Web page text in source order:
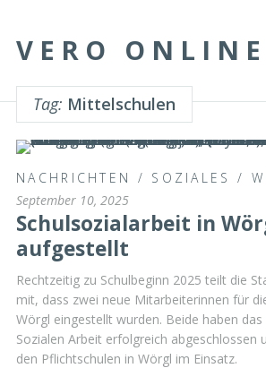
VERO ONLINE
Tag: Mittelschulen
NACHRICHTEN / SOZIALES /
September 10, 2025
Schulsozialarbeit in
aufgestellt
Rechtzeitig zu Schulbeginn 2025 teilt die
mit, dass zwei neue Mitarbeiterinnen für
Wörgl eingestellt wurden. Beide haben
Sozialen Arbeit erfolgreich abgeschlossen
den Pflichtschulen in Wörgl im Einsatz.